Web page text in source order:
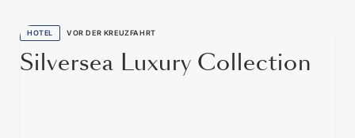
HOTEL VOR DER KREUZFAHRT
Silversea Luxury Collection